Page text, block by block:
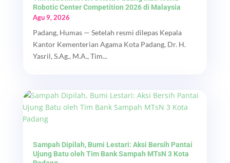
Robotic Center Competition 2026 di Malaysia
Agu 9, 2026
Padang, Humas — Setelah resmi dilepas Kepala
Kantor Kementerian Agama Kota Padang, Dr. H.
Yasril, S.Ag., M.A., Tim...
Sampah Dipilah, Bumi Lestari: Aksi Bersih Pantai
Ujung Batu oleh Tim Bank Sampah MTsN 3 Kota